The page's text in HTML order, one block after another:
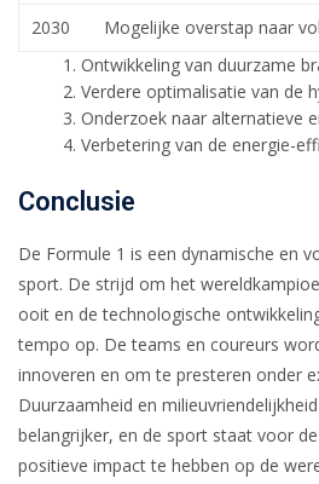
2030
Mogelijke overstap naar
Ontwikkeling van duurzame
Verdere optimalisatie van de
Onderzoek naar alternatieve
Verbetering van de energie-
Conclusie
De Formule 1 is een dynamische en
sport. De strijd om het
ooit en de technologische
tempo op. De teams en coureurs
innoveren en om te presteren onder
Duurzaamheid en
belangrijker, en de sport staat voor
positieve impact te hebben op de